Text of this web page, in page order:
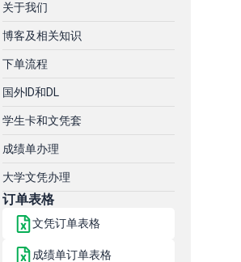
关于我们
博客及相关知识
下单流程
国外ID和DL
学生卡和文凭套
成绩单办理
大学文凭办理
订单表格
文凭订单表格
成绩单订单表格